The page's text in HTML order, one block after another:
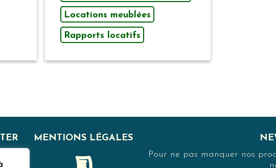
Locations meublées
Rapports locatifs
MENTIONS LÉGALES
Pour ne pas manquer nos